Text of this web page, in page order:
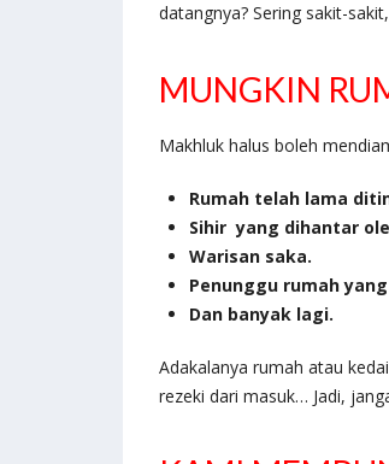
datangnya? Sering sakit-
MUNGKIN
Makhluk halus boleh
Rumah telah lama
Sihir yang dihantar
Warisan saka.
Penunggu rumah
Dan banyak lagi.
Adakalanya rumah atau
rezeki dari masuk… Jadi,